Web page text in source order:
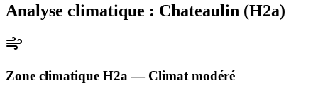
Analyse climatique : Chateaulin (H2a)
Zone climatique H2a — Climat modéré